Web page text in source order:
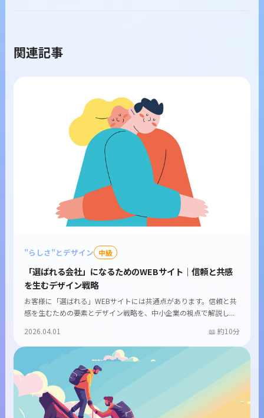
関連記事
"らしさ"とデザイン 中級
「選ばれる会社」になるためのWEBサイト｜信頼と共感
を生むデザイン戦略
お客様に「選ばれる」WEBサイトには共通点があります。信頼と共
感を生むための要素とデザイン戦略を、中小企業の視点で解説し...
2026.04.01
約10分